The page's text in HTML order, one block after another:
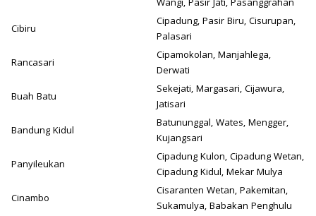
Wangi, Pasir Jati, Pasanggrahan
Cibiru
Cipadung, Pasir Biru, Cisurupan,
Palasari
Rancasari
Cipamokolan, Manjahlega,
Derwati
Buah Batu
Sekejati, Margasari, Cijawura,
Jatisari
Bandung Kidul
Batununggal, Wates, Mengger,
Kujangsari
Panyileukan
Cipadung Kulon, Cipadung Wetan,
Cipadung Kidul, Mekar Mulya
Cinambo
Cisaranten Wetan, Pakemitan,
Sukamulya, Babakan Penghulu